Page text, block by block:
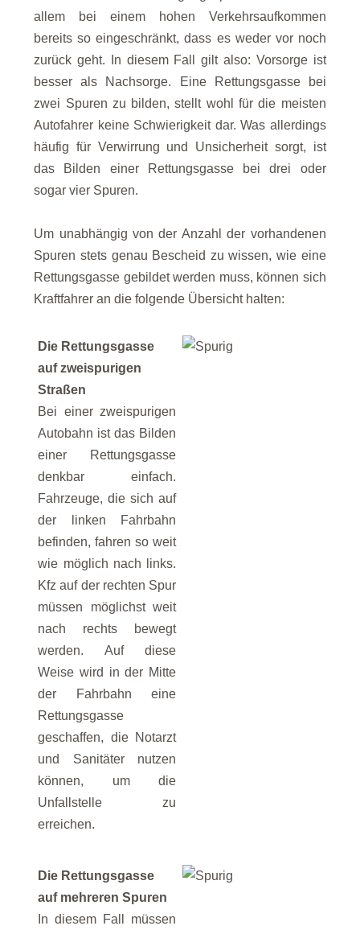
allem bei einem hohen Verkehrsaufkommen
bereits so eingeschränkt, dass es weder vor noch
zurück geht. In diesem Fall gilt also: Vorsorge ist
besser als Nachsorge. Eine Rettungsgasse bei
zwei Spuren zu bilden, stellt wohl für die meisten
Autofahrer keine Schwierigkeit dar. Was allerdings
häufig für Verwirrung und Unsicherheit sorgt, ist
das Bilden einer Rettungsgasse bei drei oder
sogar vier Spuren.
Um unabhängig von der Anzahl der vorhandenen
Spuren stets genau Bescheid zu wissen, wie eine
Rettungsgasse gebildet werden muss, können sich
Kraftfahrer an die folgende Übersicht halten:
Die Rettungsgasse
auf zweispurigen
Straßen
Bei einer zweispurigen
Autobahn ist das Bilden
einer Rettungsgasse
denkbar einfach.
Fahrzeuge, die sich auf
der linken Fahrbahn
befinden, fahren so weit
wie möglich nach links.
Kfz auf der rechten Spur
müssen möglichst weit
nach rechts bewegt
werden. Auf diese
Weise wird in der Mitte
der Fahrbahn eine
Rettungsgasse
geschaffen, die Notarzt
und Sanitäter nutzen
können, um die
Unfallstelle zu
erreichen.
Die Rettungsgasse
auf mehreren Spuren
In diesem Fall müssen